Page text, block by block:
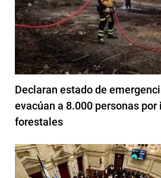
Declaran estado de
evacúan a 8.000 personas por
forestales